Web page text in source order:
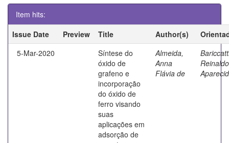
Item hits:
Issue Date
Preview Title Author(s)
5-Mar-2020
Síntese do
óxido de
grafeno e
incorporação
do óxido de
ferro visando
suas
aplicações em
adsorção de
Almeida,
Anna
Flávia de
Reinaldo